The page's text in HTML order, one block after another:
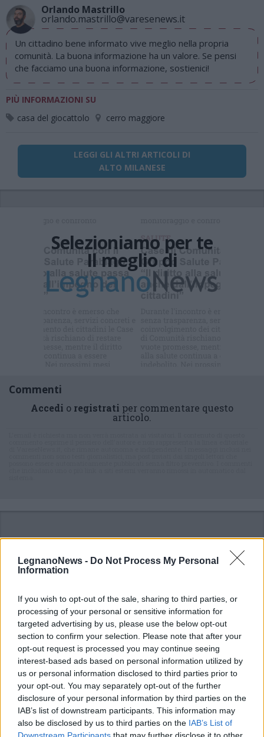
LegnanoNews - Do Not Process My Personal
Information
If you wish to opt-out of the sale, sharing to third parties, or
processing of your personal or sensitive information for
targeted advertising by us, please use the below opt-out
section to confirm your selection. Please note that after your
opt-out request is processed you may continue seeing
interest-based ads based on personal information utilized by
us or personal information disclosed to third parties prior to
your opt-out. You may separately opt-out of the further
disclosure of your personal information by third parties on the
IAB’s list of downstream participants. This information may
also be disclosed by us to third parties on the IAB’s List of
Orlando Mastrillo
orlando.mastrillo@varesenews.it
Un cittadino bene informato vive meglio nella propria
comunità. La buona informazione ha un valore. Se pensi
che facciamo una buona informazione, sostienici!
PIÙ INFORMAZIONI SU
casa del giocattolo
cerro maggiore
LEGGI GLI ALTRI ARTICOLI DI
ALTO MILANESE
Selezioniamo per te
Il meglio di
Commenti
Accedi o registrati per commentare questo
articolo.
ALTRE NOTIZIE DI CERRO MAGGIORE